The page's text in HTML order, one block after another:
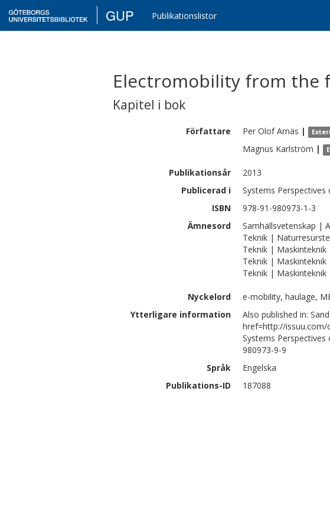
GUP Publikationslistor
Electromobility from the
Kapitel i bok
Författare Per Olof Arnäs |
Magnus Karlström |
Publikationsår
2013
Publicerad i
Systems
ISBN
978-91-980973-1-3
Ämnesord
Samhällsvetenskap |
Teknik |
Teknik |
Teknik | Maskinteknik
Teknik |
Nyckelord
e-mobility, haulage,
Ytterligare information
Also published in:
href=http://issuu.com/
Systems
980973-9-9
Språk
Engelska
Publikations-ID
187088